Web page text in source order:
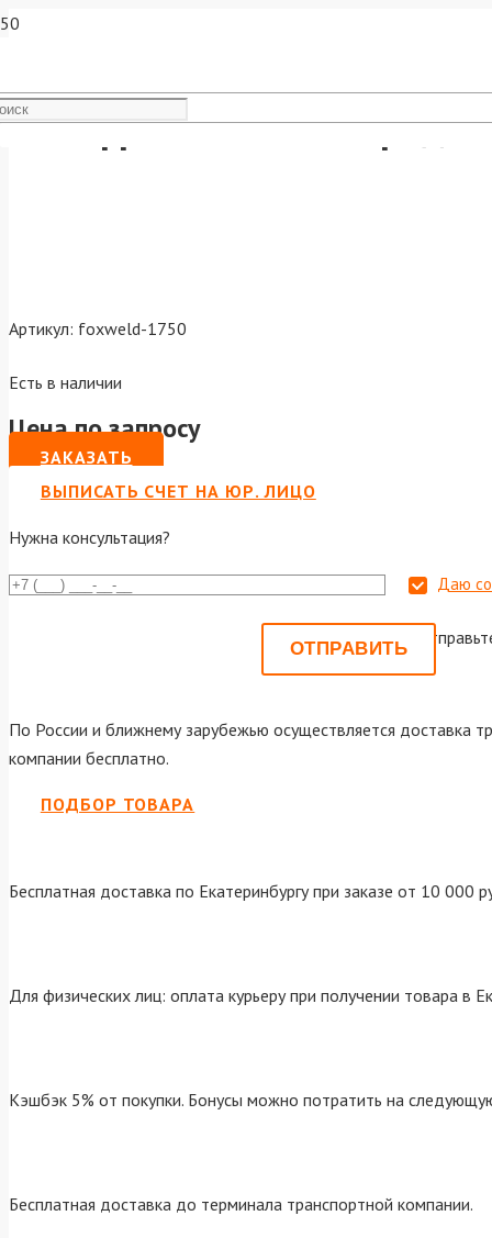
Вольфрамовый электрод
Артикул: foxweld-1750
Есть в наличии
Цена по запросу
ЗАКАЗАТЬ
ВЫПИСАТЬ СЧЕТ НА ЮР. ЛИЦО
Нужна консультация?
Даю
Или
По России и ближнему зарубежью осуществляется доставка
компании бесплатно.
ПОДБОР ТОВАРА
Бесплатная доставка по Екатеринбургу при заказе от 10 000
Для физических лиц: оплата курьеру при получении товара в
Кэшбэк 5% от покупки. Бонусы можно потратить на
Бесплатная доставка до терминала транспортной компании.